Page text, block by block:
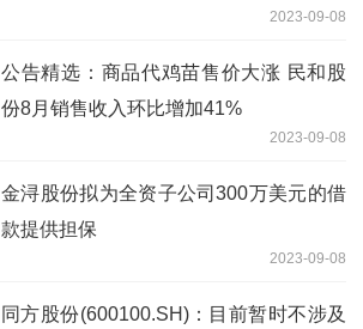
2023-09-08
公告精选：商品代鸡苗售价大涨 民和股
份8月销售收入环比增加41%
2023-09-08
金浔股份拟为全资子公司300万美元的借
款提供担保
2023-09-08
同方股份(600100.SH)：目前暂时不涉及